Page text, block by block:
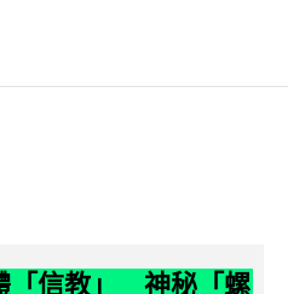
「信教」 神秘「螺